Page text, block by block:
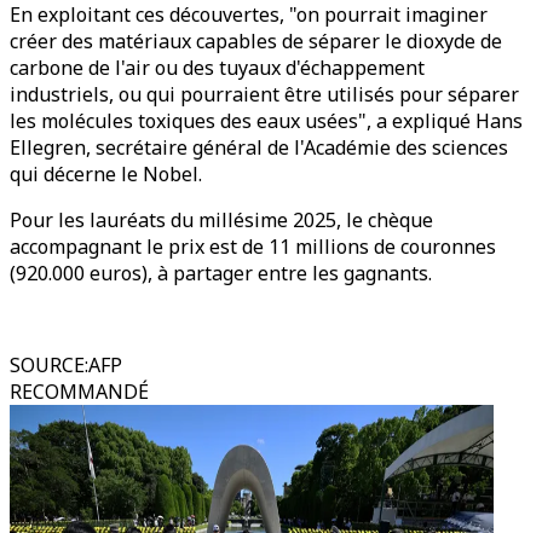
En exploitant ces découvertes, "on pourrait imaginer
créer des matériaux capables de séparer le dioxyde de
carbone de l'air ou des tuyaux d'échappement
industriels, ou qui pourraient être utilisés pour séparer
les molécules toxiques des eaux usées", a expliqué Hans
Ellegren, secrétaire général de l'Académie des sciences
qui décerne le Nobel.
Pour les lauréats du millésime 2025, le chèque
accompagnant le prix est de 11 millions de couronnes
(920.000 euros), à partager entre les gagnants.
SOURCE:AFP
RECOMMANDÉ